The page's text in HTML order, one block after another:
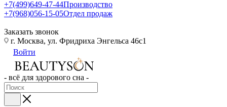
+7(499)649-47-44Производство
+7(968)056-15-05Отдел продаж
Заказать звонок
г. Москва, ул. Фридриха Энгельса 46с1
Войти
- всё для здорового сна -